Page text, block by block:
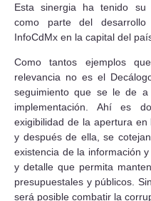
Esta sinergia ha tenido su
como parte del desarrollo
InfoCdMx en la capital del
Como tantos ejemplos
relevancia no es el
seguimiento que se le de
implementación. Ahí es
exigibilidad de la apertura
y después de ella, se
existencia de la información
y detalle que permita
presupuestales y públicos.
será posible combatir la